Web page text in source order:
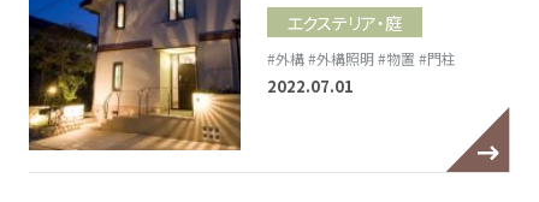
エクステリア・庭
#外構#外構照明 #物置 #門柱
2022.07.01